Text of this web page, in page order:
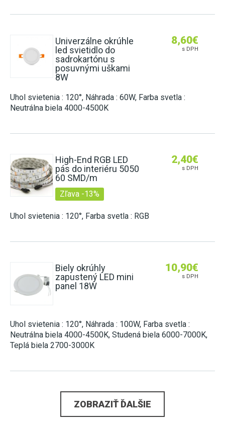
Univerzálne okrúhle
led svietidlo do
sadrokartónu s
posuvnými uškami
8W
8,60€
s DPH
Uhol svietenia : 120°, Náhrada : 60W, Farba svetla :
Neutrálna biela 4000-4500K
High-End RGB LED
pás do interiéru 5050
60 SMD/m
Zľava -13%
2,40€
s DPH
Uhol svietenia : 120°, Farba svetla : RGB
Biely okrúhly
zapustený LED mini
panel 18W
10,90€
s DPH
Uhol svietenia : 120°, Náhrada : 100W, Farba svetla :
Neutrálna biela 4000-4500K, Studená biela 6000-7000K,
Teplá biela 2700-3000K
ZOBRAZIŤ ĎALŠIE